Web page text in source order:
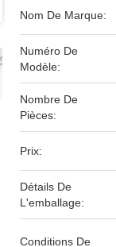
Nom De Marque:
Numéro De
Modèle:
Nombre De
Pièces:
Prix:
Détails De
L'emballage:
Conditions De